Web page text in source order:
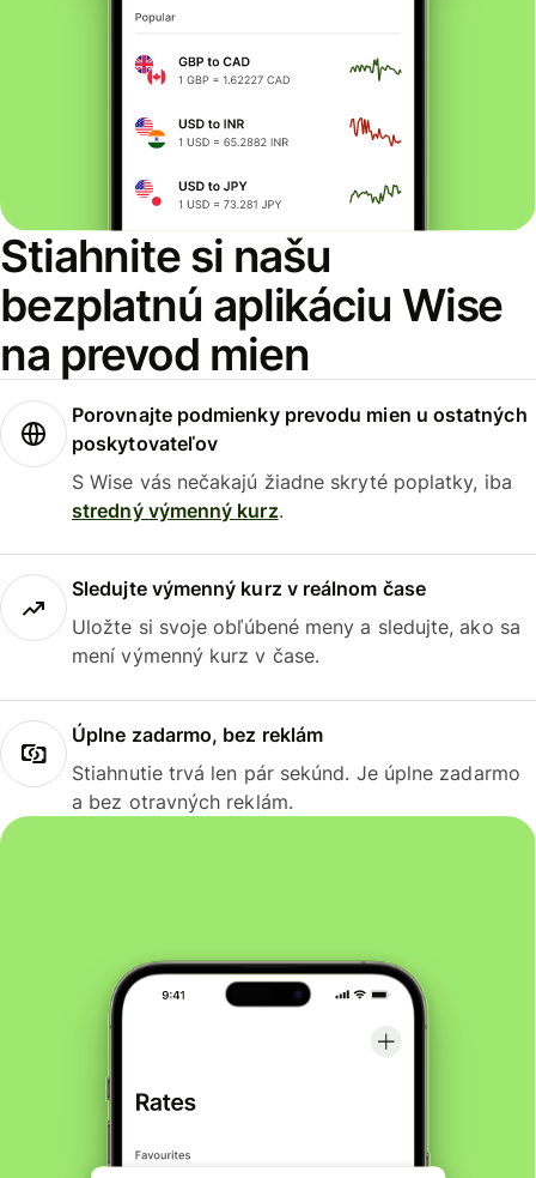
Stiahnite si našu
bezplatnú aplikáciu Wise
na prevod mien
Porovnajte podmienky prevodu mien u ostatných
poskytovateľov
S Wise vás nečakajú žiadne skryté poplatky, iba
stredný výmenný kurz.
Sledujte výmenný kurz v reálnom čase
Uložte si svoje obľúbené meny a sledujte, ako sa
mení výmenný kurz v čase.
Úplne zadarmo, bez reklám
Stiahnutie trvá len pár sekúnd. Je úplne zadarmo
a bez otravných reklám.